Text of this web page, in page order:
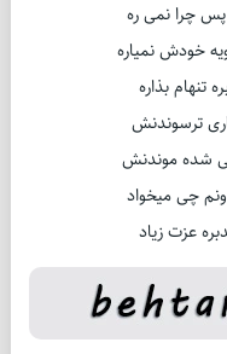
چرا نمی ره
خودش نمیاره
تنهام بذاره
ترسوندنش
شده موندنش
چی میخواد
عزت زیاد